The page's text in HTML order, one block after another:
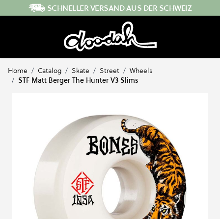
Direkt zum InhaltSCHNELLER VERSAND AUS DER SCHWEIZ
Home / Catalog / Skate / Street / Wheels
/ STF Matt Berger The Hunter V3 Slims